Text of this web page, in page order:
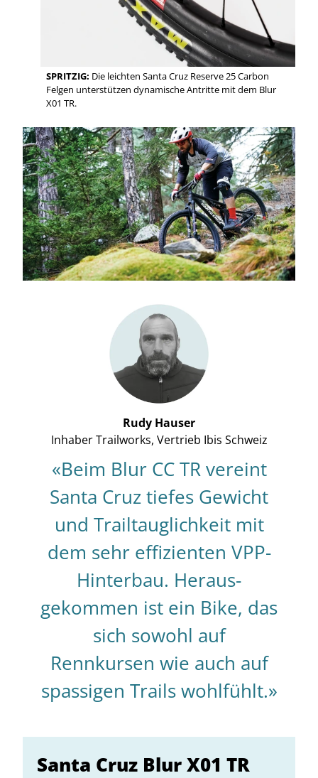
SPRITZIG: Die leichten Santa Cruz Reserve 25 Carbon
Felgen unterstützen dynamische Antritte mit dem Blur
X01 TR.
Rudy Hauser
Inhaber Trailworks, Vertrieb Ibis Schweiz
«Beim Blur CC TR vereint
Santa Cruz tiefes Gewicht
und Trailtauglichkeit mit
dem sehr effizienten VPP-
Hinterbau. Heraus­
gekommen ist ein Bike, das
sich sowohl auf
Rennkursen wie auch auf
spassigen Trails wohlfühlt.»
Santa Cruz Blur X01 TR